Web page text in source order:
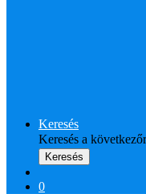
Keresés
Keresés a
Keresés
0